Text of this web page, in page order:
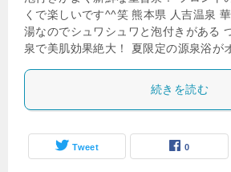
くで楽しいです^^笑 熊本県 人吉温泉
湯なのでシュワシュワと泡付きがある
泉で美肌効果絶大！ 夏限定の源泉浴
続きを読む
Tweet 0